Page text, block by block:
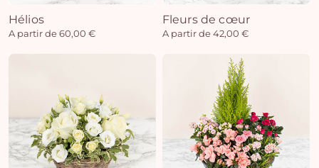
Hélios
A partir de 60,00 €
Fleurs de cœur
A partir de 42,00 €